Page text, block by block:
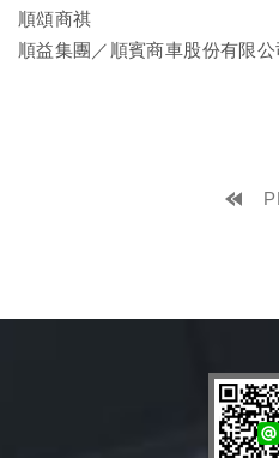
順頌商祺
順益集團／順賓商車股份有限公